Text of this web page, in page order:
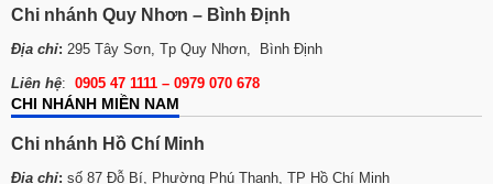
Chi nhánh Quy Nhơn – Bình Định
Địa chỉ: 295 Tây Sơn, Tp Quy Nhơn, Bình Định
Liên hệ: 0905 47 1111 – 0979 070 678
CHI NHÁNH MIỀN NAM
Chi nhánh Hồ Chí Minh
Địa chỉ: số 87 Đỗ Bí, Phường Phú Thạnh, TP Hồ Chí Minh